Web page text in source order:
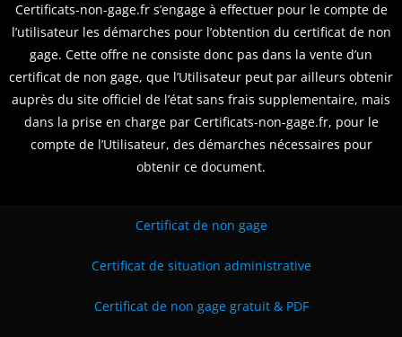
Certificats-non-gage.fr s’engage à effectuer pour le compte de
l’utilisateur les démarches pour l’obtention du certificat de non
gage. Cette offre ne consiste donc pas dans la vente d’un
certificat de non gage, que l’Utilisateur peut par ailleurs obtenir
auprès du site officiel de l’état sans frais supplementaire, mais
dans la prise en charge par Certificats-non-gage.fr, pour le
compte de l’Utilisateur, des démarches nécessaires pour
obtenir ce document.
Certificat de non gage
Certificat de situation administrative
Certificat de non gage gratuit & PDF